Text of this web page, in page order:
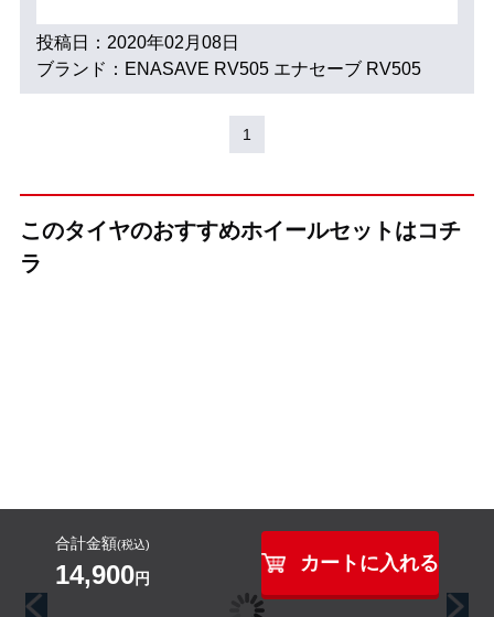
合計金額(税込)
14,900円
カートに入れる
投稿日：2020年02月08日
ブランド：ENASAVE RV505 エナセーブ RV505
1
このタイヤのおすすめホイールセットはコチ
ラ
16インチ
16インチ 16インチ